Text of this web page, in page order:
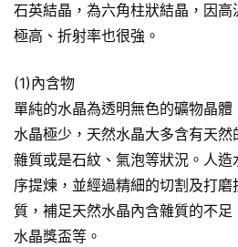
石英結晶，為六角柱狀結晶，因
極高、折射率也很強。
(1)內含物
單純的水晶為透明無色的礦物晶
水晶極少，天然水晶大多含有天
雜質或是石紋、氣泡等狀況。人
序提煉，並經過精細的切割及打
質，補足天然水晶內含雜質的不
水晶獎盃等。